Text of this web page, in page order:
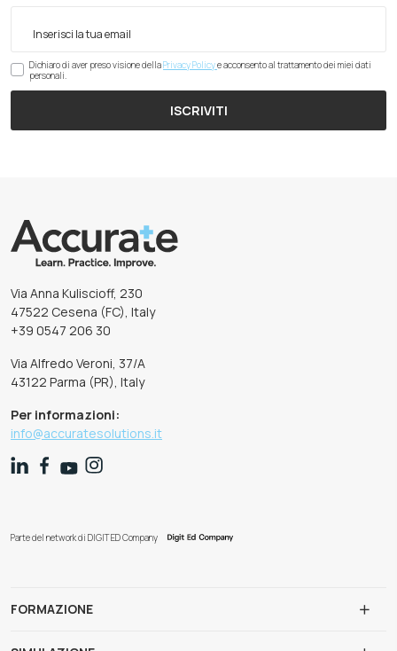
Dichiaro di aver preso visione dellaPrivacy Policye acconsento al trattamento dei miei dati
personali.
ISCRIVITI
Via Anna Kuliscioff, 230
47522 Cesena (FC), Italy
+39 0547 206 30
Via Alfredo Veroni, 37/A
43122 Parma (PR), Italy
Per informazioni:
info@accuratesolutions.it
Parte del network di DIGIT ED Company
FORMAZIONE